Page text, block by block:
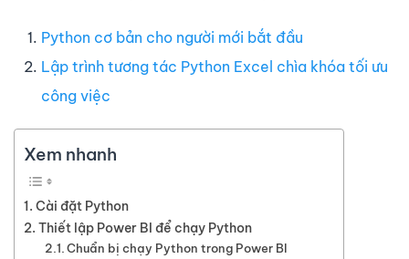
Python cơ bản cho người mới bắt đầu
Lập trình tương tác Python Excel chìa khóa tối ưu
công việc
Xem nhanh
Cài đặt Python
Thiết lập Power BI để chạy Python
Chuẩn bị chạy Python trong Power BI